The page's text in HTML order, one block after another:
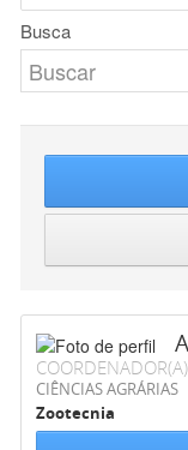
Busca
COORDENADOR(A)
CIÊNCIAS AGRÁRIAS
Zootecnia